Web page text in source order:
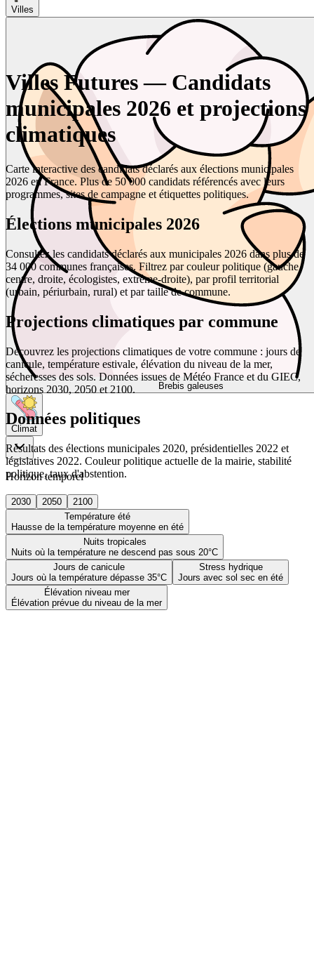
Villes
Brebis galeuses
Climat
Horizon temporel
2030 2050
2100
Température été
Hausse de la température moyenne en été
Nuits tropicales
Nuits où la température ne descend pas sous 20°C
Jours de canicule
Jours où la température dépasse 35°C
Stress hydrique
Jours avec sol sec en été
Élévation niveau mer
Élévation prévue du niveau de la mer
Villes Futures — Candidats
municipales 2026 et projections
climatiques
Carte interactive des candidats déclarés aux élections municipales
2026 en France. Plus de 50 000 candidats référencés avec leurs
programmes, sites de campagne et étiquettes politiques.
Élections municipales 2026
Consultez les candidats déclarés aux municipales 2026 dans plus de
34 000 communes françaises. Filtrez par couleur politique (gauche,
centre, droite, écologistes, extrême-droite), par profil territorial
(urbain, périurbain, rural) et par taille de commune.
Projections climatiques par commune
Découvrez les projections climatiques de votre commune : jours de
canicule, température estivale, élévation du niveau de la mer,
sécheresses des sols. Données issues de Météo France et du GIEC,
horizons 2030, 2050 et 2100.
Données politiques
Résultats des élections municipales 2020, présidentielles 2022 et
législatives 2022. Couleur politique actuelle de la mairie, stabilité
politique, taux d'abstention.